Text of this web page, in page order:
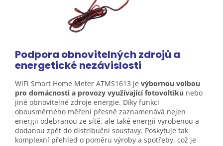
Podpora obnovitelných zdrojů a
energetické nezávislosti
WiFi Smart Home Meter ATMS1613 je výbornou volbou
pro domácnosti a provozy využívající fotovoltiku nebo
jiné obnovitelné zdroje energie. Díky funkci
obousměrného měření přesně zaznamenává nejen
energii odebranou ze sítě, ale také energii vyrobenou a
dodanou zpět do distribuční soustavy. Poskytuje tak
komplexní přehled o poměru výroby a spotřeby, což je